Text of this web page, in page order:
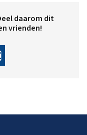
daarom dit
vrienden!